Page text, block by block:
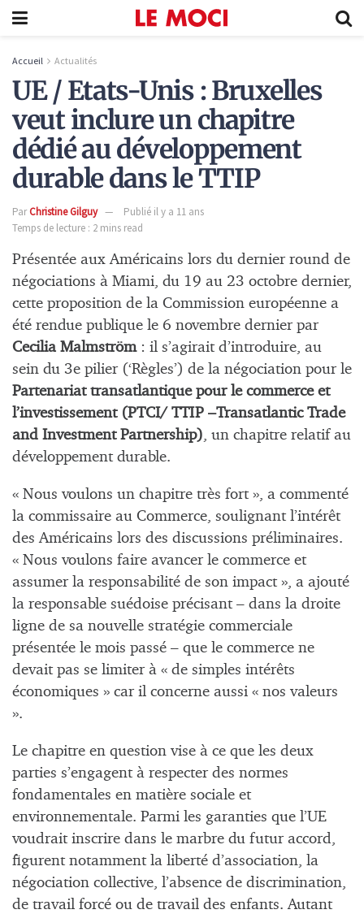
Accueil Actualités
UE / Etats-Unis : Bruxelles
veut inclure un chapitre
dédié au développement
durable dans le TTIP
ParChristine Gilguy
Publié il y a 11 ans
Temps de lecture : 2 mins read
Présentée aux Américains lors du dernier round de
négociations à Miami, du 19 au 23 octobre dernier,
cette proposition de la Commission européenne a
été rendue publique le 6 novembre dernier par
Cecilia Malmström: il s’agirait d’introduire, au
sein du 3e pilier (‘Règles’) de la négociation pour le
Partenariat transatlantique pour le commerce et
l’investissement (PTCI/ TTIP –Transatlantic Trade
and Investment Partnership), un chapitre relatif au
développement durable.
« Nous voulons un chapitre très fort », a commenté
la commissaire au Commerce, soulignant l’intérêt
des Américains lors des discussions préliminaires.
« Nous voulons faire avancer le commerce et
assumer la responsabilité de son impact », a ajouté
la responsable suédoise précisant – dans la droite
ligne de sa nouvelle stratégie commerciale
présentée le mois passé – que le commerce ne
devait pas se limiter à « de simples intérêts
économiques » car il concerne aussi « nos valeurs
».
Le chapitre en question vise à ce que les deux
parties s’engagent à respecter des normes
fondamentales en matière sociale et
environnementale. Parmi les garanties que l’UE
voudrait inscrire dans le marbre du futur accord,
figurent notamment la liberté d’association, la
négociation collective, l’absence de discrimination,
de travail forcé ou de travail des enfants. Autant